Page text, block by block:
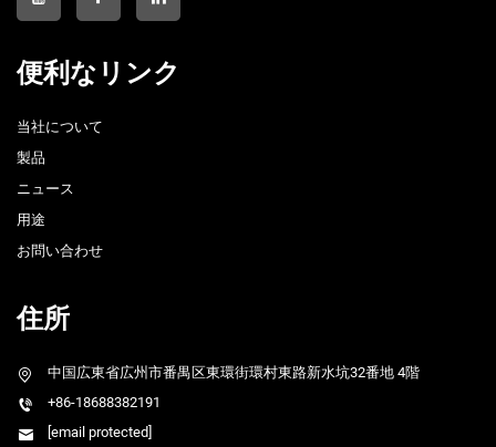
便利なリンク
当社について
製品
ニュース
用途
お問い合わせ
住所
中国広東省広州市番禺区東環街環村東路新水坑32番地 4階
+86-18688382191
[email protected]